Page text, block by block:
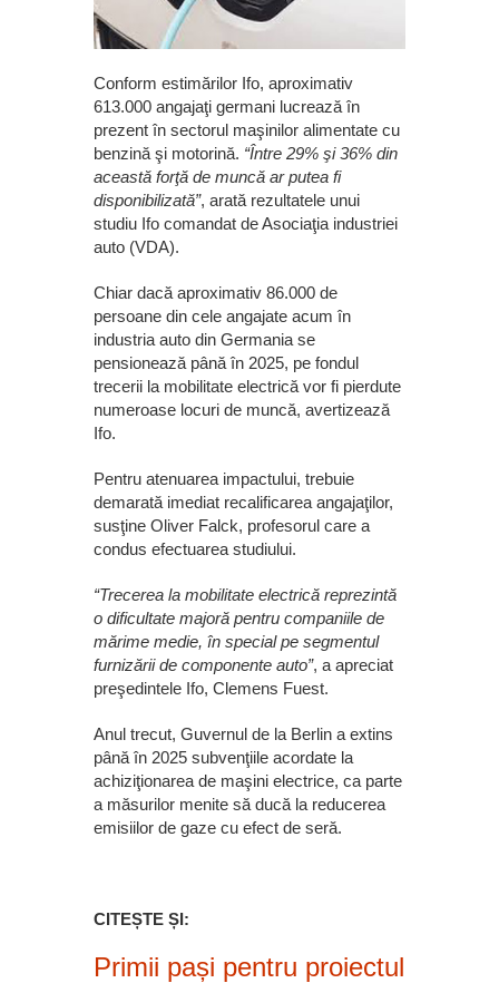
Conform estimărilor Ifo, aproximativ
613.000 angajaţi germani lucrează în
prezent în sectorul maşinilor alimentate cu
benzină şi motorină. “Între 29% şi 36% din
această forţă de muncă ar putea fi
disponibilizată”, arată rezultatele unui
studiu Ifo comandat de Asociaţia industriei
auto (VDA).
Chiar dacă aproximativ 86.000 de
persoane din cele angajate acum în
industria auto din Germania se
pensionează până în 2025, pe fondul
trecerii la mobilitate electrică vor fi pierdute
numeroase locuri de muncă, avertizează
Ifo.
Pentru atenuarea impactului, trebuie
demarată imediat recalificarea angajaţilor,
susţine Oliver Falck, profesorul care a
condus efectuarea studiului.
“Trecerea la mobilitate electrică reprezintă
o dificultate majoră pentru companiile de
mărime medie, în special pe segmentul
furnizării de componente auto”, a apreciat
preşedintele Ifo, Clemens Fuest.
Anul trecut, Guvernul de la Berlin a extins
până în 2025 subvenţiile acordate la
achiziţionarea de maşini electrice, ca parte
a măsurilor menite să ducă la reducerea
emisiilor de gaze cu efect de seră.
CITEȘTE ȘI:
Primii pași pentru proiectul